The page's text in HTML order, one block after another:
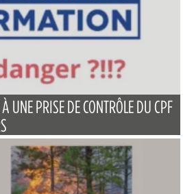
UNE PRISE DE CONTRÔLE DU CPF